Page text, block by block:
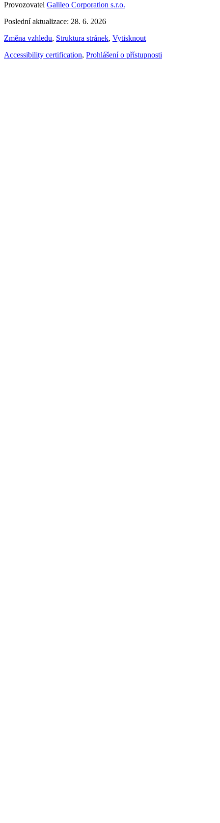
Provozovatel Galileo Corporation s.r.o.
Poslední aktualizace: 28. 6. 2026
Změna vzhledu, Struktura stránek, Vytisknout
Accessibility certification, Prohlášení o přístupnosti